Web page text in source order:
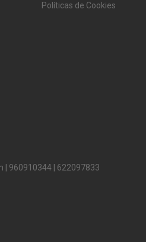
Políticas de Cookies
| 960910344
622097833